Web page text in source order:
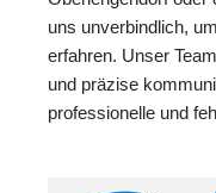
uns unverbindlich,
erfahren. Unser
und präzise
professionelle und